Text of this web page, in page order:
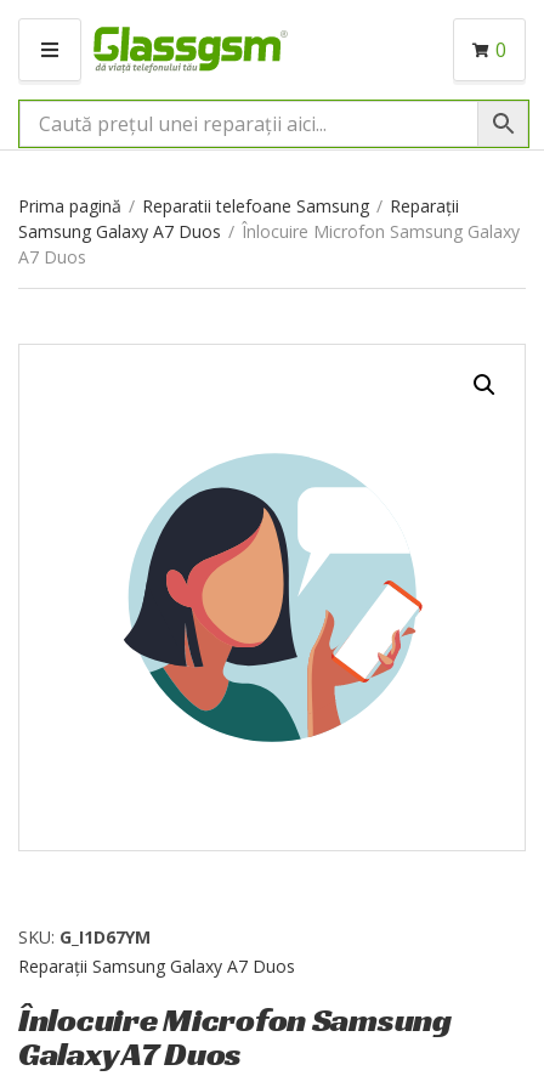
M
N
I
0
Prima pagină / Reparatii telefoane Samsung / Reparații
Samsung Galaxy A7 Duos / Înlocuire Microfon Samsung Galaxy
A7 Duos
SKU: G_I1D67YM
Reparații Samsung Galaxy A7 Duos
Înlocuire Microfon Samsung
Galaxy A7 Duos